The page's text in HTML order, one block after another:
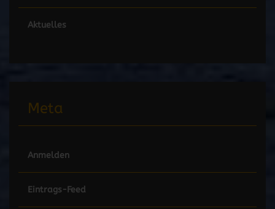
Aktuelles
Meta
Anmelden
Eintrags-Feed